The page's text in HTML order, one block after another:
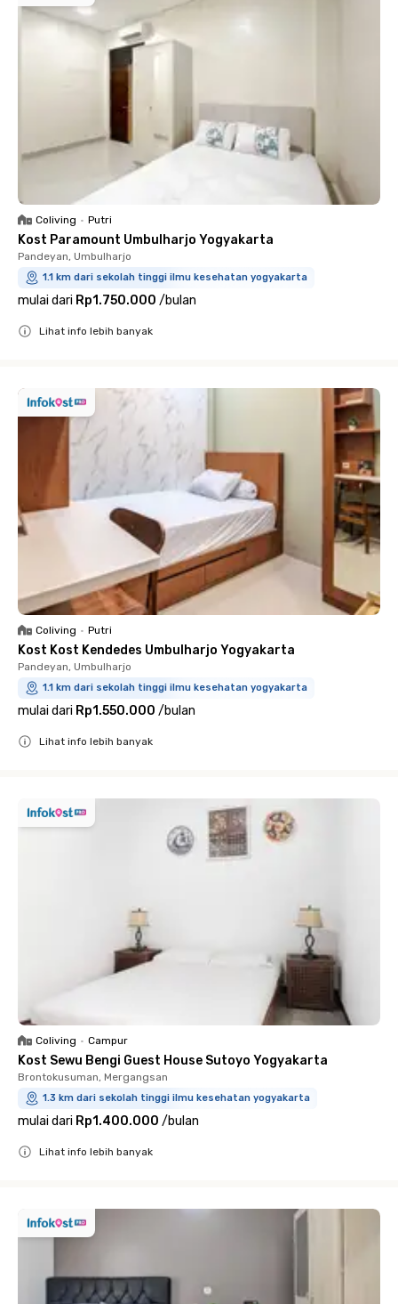
Coliving • Putri
Kost Paramount Umbulharjo Yogyakarta
Pandeyan, Umbulharjo
1.1 km dari sekolah tinggi ilmu kesehatan yogyakarta
mulai dari Rp1.750.000 /bulan
Lihat info lebih banyak
Coliving • Putri
Kost Kost Kendedes Umbulharjo Yogyakarta
Pandeyan, Umbulharjo
1.1 km dari sekolah tinggi ilmu kesehatan yogyakarta
mulai dari Rp1.550.000 /bulan
Lihat info lebih banyak
Coliving • Campur
Kost Sewu Bengi Guest House Sutoyo Yogyakarta
Brontokusuman, Mergangsan
1.3 km dari sekolah tinggi ilmu kesehatan yogyakarta
mulai dari Rp1.400.000 /bulan
Lihat info lebih banyak